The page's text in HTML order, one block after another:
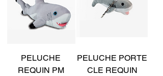
PELUCHE
REQUIN PM
PELUCHE PORTE
CLE REQUIN